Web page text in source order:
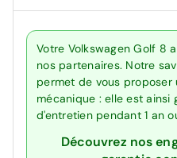
Votre Volkswagen Golf 8
nos partenaires. Notre
permet de vous
mécanique : elle est
d'entretien pendant 1 an
Découvrez nos